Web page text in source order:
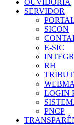
OUVIDORIA
SERVIDOR
SICON
E-SIC
RH
LOGIN
PNCP